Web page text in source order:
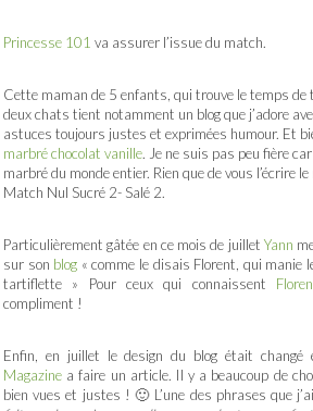
Princesse 101 va assurer l’issue du match.
Cette maman de 5 enfants, qui trouve le temps de
deux chats tient notamment un blog que j’adore
astuces toujours justes et exprimées humour. Et
marbré chocolat vanille. Je ne suis pas peu fière
marbré du monde entier. Rien que de vous l’écrire
Match Nul Sucré 2- Salé 2.
Particulièrement gâtée en ce mois de juillet Yann
sur son blog « comme le disais Florent, qui manie
tartiflette » Pour ceux qui connaissent
compliment !
Enfin, en juillet le design du blog était
Magazine a faire un article. Il y a beaucoup de
bien vues et justes ! 🙂 L’une des phrases que